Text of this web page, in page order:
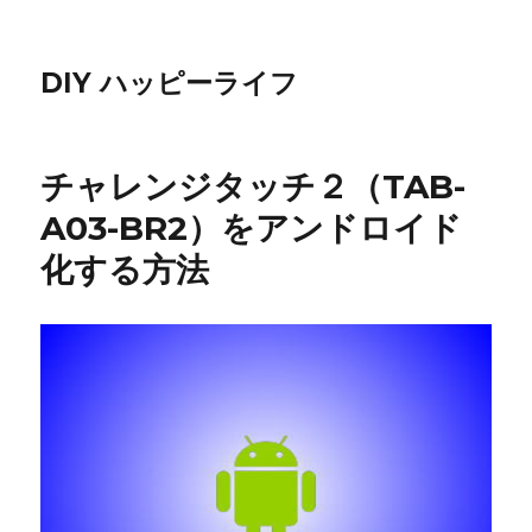
DIY ハッピーライフ
チャレンジタッチ２（TAB-
A03-BR2）をアンドロイド
化する方法